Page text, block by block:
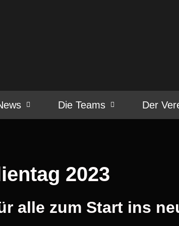
Die Teams Der
2023
alle zum Start ins